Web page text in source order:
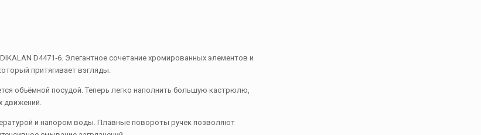
D4471‑6. Элегантное сочетание хромированных элементов и
притягивает взгляды.
объёмной посудой. Теперь легко наполнить большую кастрюлю,
движений.
и напором воды. Плавные повороты ручек позволяют